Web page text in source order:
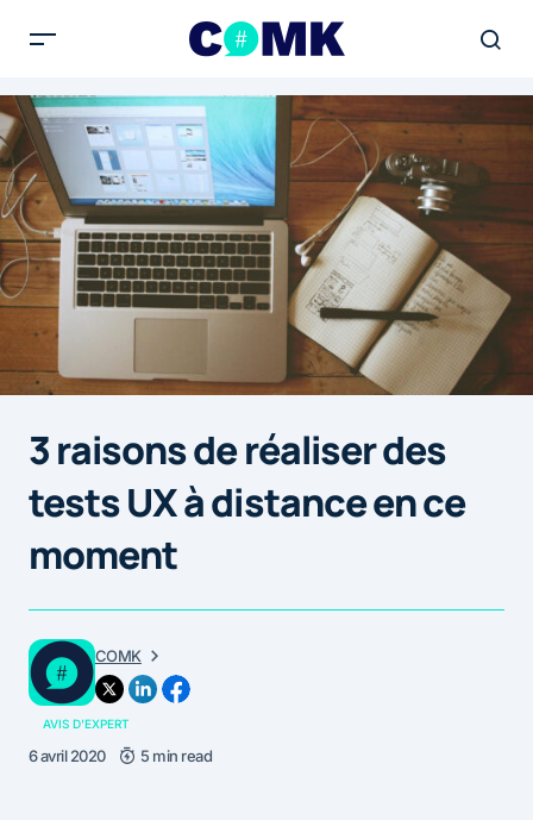
3 raisons de réaliser des
tests UX à distance en ce
moment
COMK
AVIS D'EXPERT
6 avril 2020 5 min read